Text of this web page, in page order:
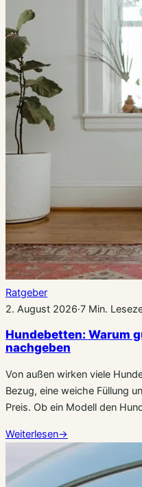
Ratgeber
2. August 2026·7 Min.
Hundebetten: Warum
nachgeben
Von außen wirken viele
Bezug, eine weiche Füllung
Preis. Ob ein Modell den
Weiterlesen→